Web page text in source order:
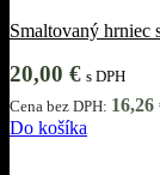
Smaltovaný hrniec
20,00 € s DPH
Cena bez DPH: 16,26
Do košíka